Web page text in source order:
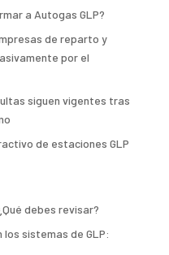
a Autogas GLP?
de reparto y
por el
siguen vigentes tras
de estaciones GLP
debes revisar?
los sistemas de GLP: